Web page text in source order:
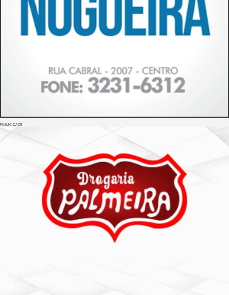
PUBLICIDADE